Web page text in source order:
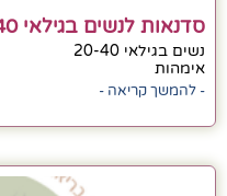
סדנאות לנשים בגילאי 20-40
נשים בגילאי 20-40
אימהות
- להמשך קריאה -